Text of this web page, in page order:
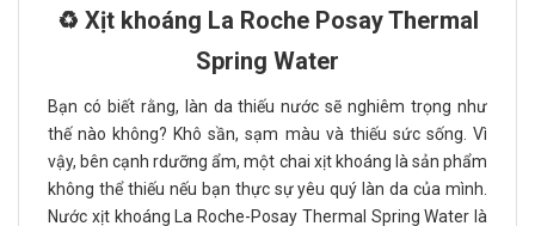
♻️ Xịt khoáng La Roche Posay Thermal
Spring Water
Bạn có biết rằng, làn da thiếu nước sẽ nghiêm trọng như
thế nào không? Khô sần, sạm màu và thiếu sức sống. Vì
vậy, bên cạnh rdưỡng ẩm, một chai xịt khoáng là sản phẩm
không thể thiếu nếu bạn thực sự yêu quý làn da của mình.
Nước xịt khoáng La Roche-Posay Thermal Spring Water là